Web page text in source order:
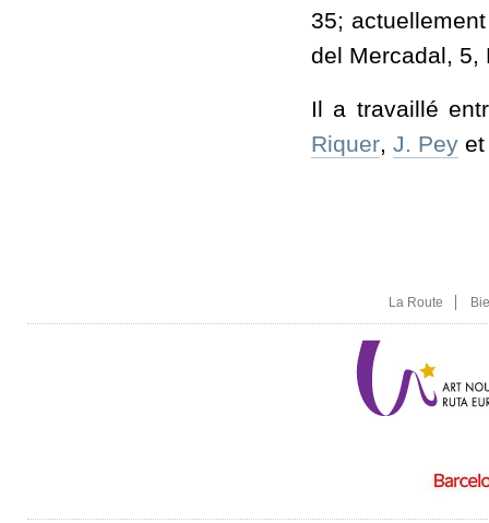
35;
del Mercadal, 5,
Il a travaillé
Riquer, J. Pey
La Route